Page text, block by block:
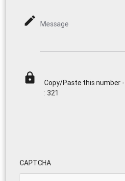
mode_edit Message
lock
Copy/Paste this number
: 321
CAPTCHA